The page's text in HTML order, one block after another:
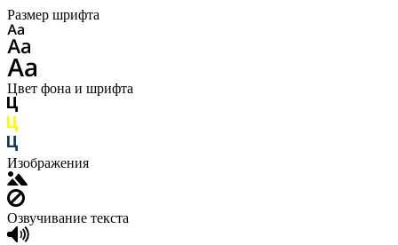
Размер шрифта
Цвет фона и шрифта
Изображения
Озвучивание текста